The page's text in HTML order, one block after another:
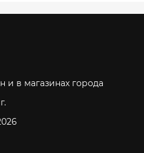
и в магазинах города